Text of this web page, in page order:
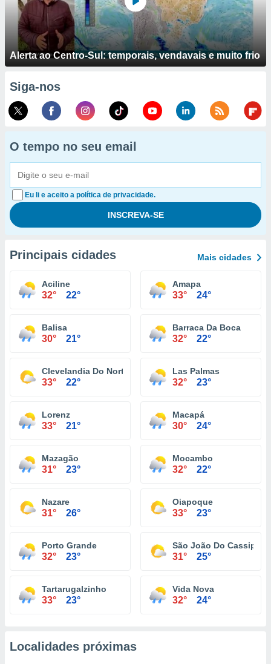
Alerta ao Centro-Sul: temporais, vendavais e muito frio
Siga-nos
O tempo no seu email
Eu li e aceito a política de privacidade.
Principais cidades Mais cidades
Aciline
32° 22°
Amapa
33° 24°
Balisa
30° 21°
Barraca Da Boca
32° 22°
Clevelandia Do Norte
33° 22°
Las Palmas
32° 23°
Lorenz
33° 21°
Macapá
30° 24°
Mazagão
31° 23°
Mocambo
32° 22°
Nazare
31° 26°
Oiapoque
33° 23°
Porto Grande
32° 23°
São João Do Cassipore
31° 25°
Tartarugalzinho
33° 23°
Vida Nova
32° 24°
Localidades próximas